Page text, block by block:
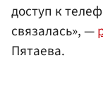
доступ к
связалась», —
Пятаева.